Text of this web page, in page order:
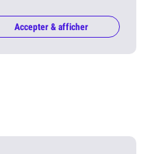
Accepter & afficher